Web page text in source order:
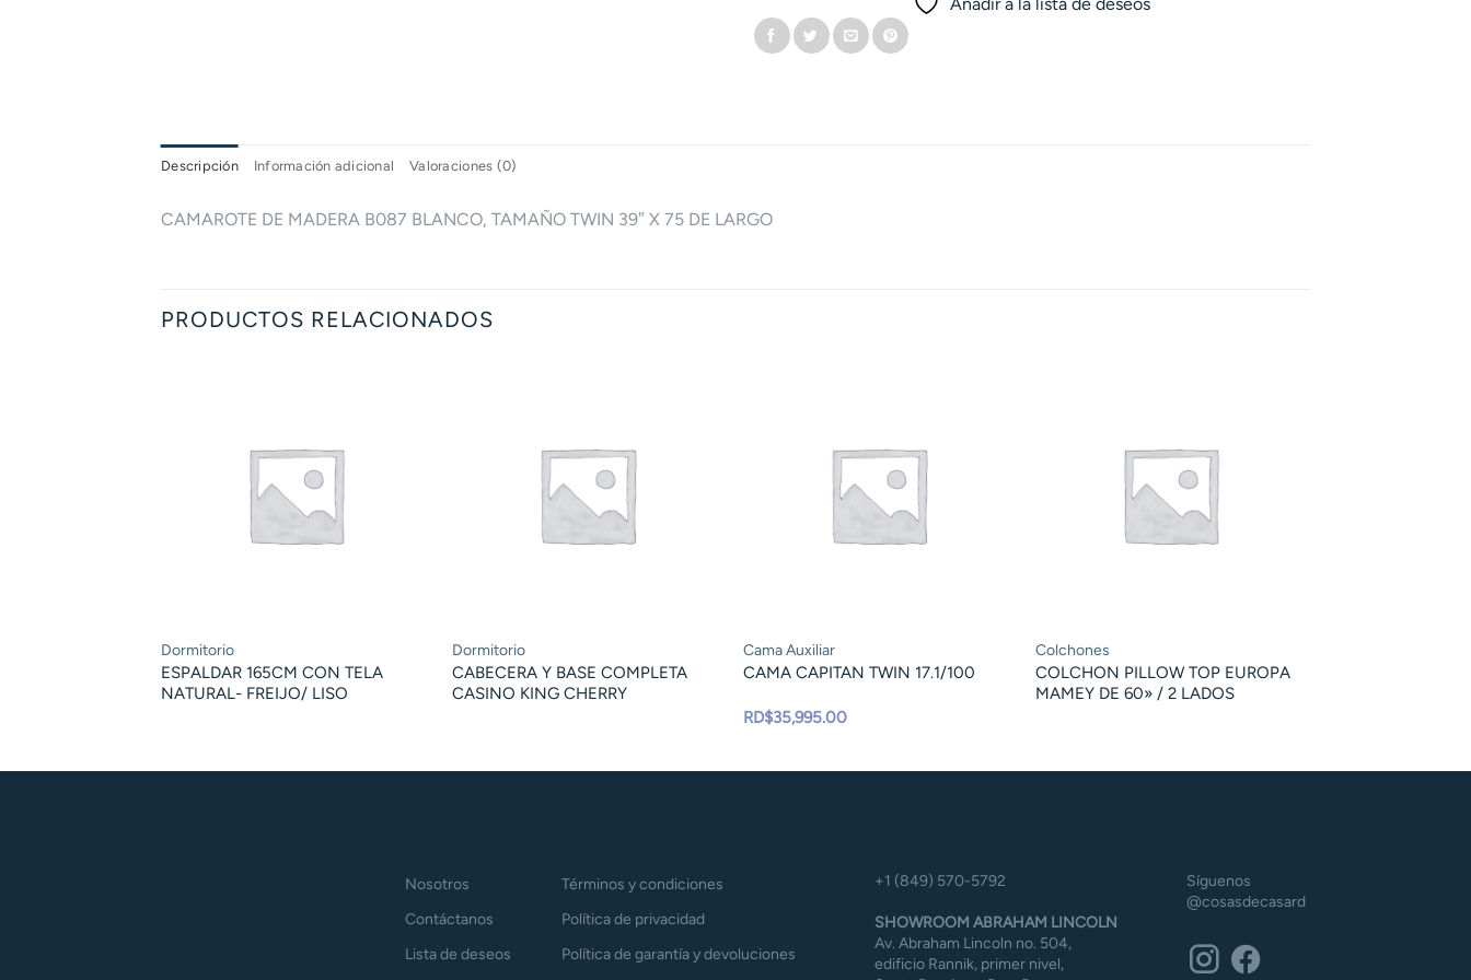
Descripción Información adicional Valoraciones (0)
CAMAROTE DE MADERA B087 BLANCO, TAMAÑO TWIN 39″ X 75 DE LARGO
PRODUCTOS RELACIONADOS
Dormitorio
ESPALDAR 165CM CON TELA
NATURAL- FREIJO/ LISO
Dormitorio
CABECERA Y BASE COMPLETA
CASINO KING CHERRY
Cama Auxiliar
CAMA CAPITAN TWIN 17.1/100
RD$35,995.00
Colchones
COLCHON PILLOW TOP EUROPA
MAMEY DE 60» / 2 LADOS
Nosotros
Contáctanos
Lista de deseos
Términos y condiciones
Política de privacidad
Política de garantía y devoluciones
+1 (849) 570-5792
SHOWROOM ABRAHAM LINCOLN
Av. Abraham Lincoln no. 504,
edificio Rannik, primer nivel,
Síguenos
@cosasdecasard